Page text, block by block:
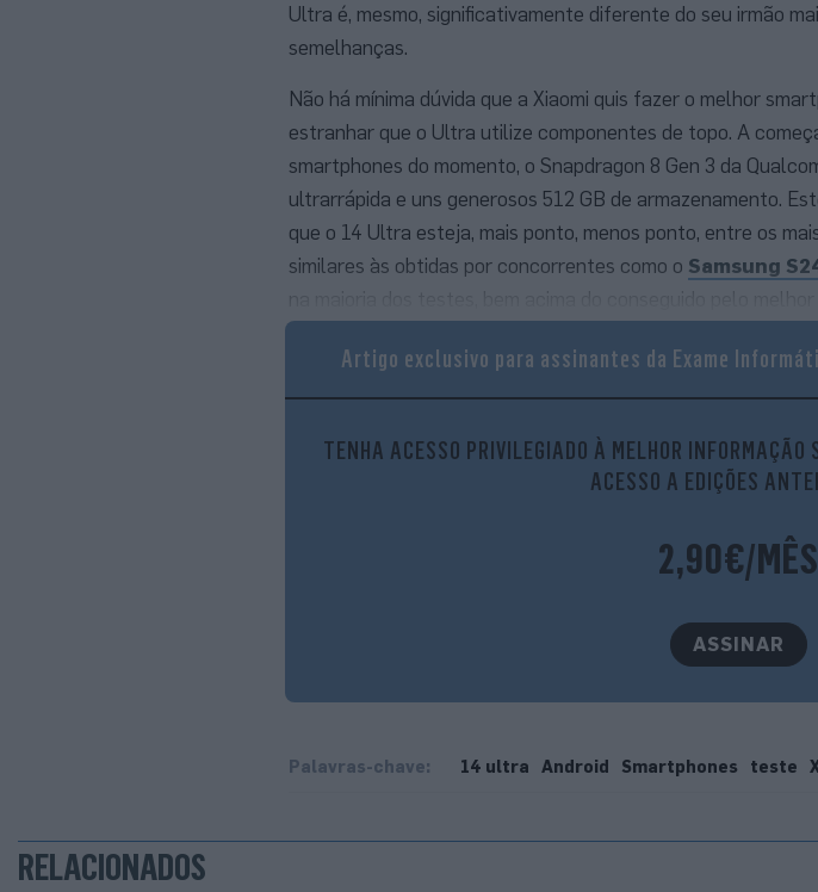
Ultra é, mesmo, significativamente diferente do seu irmão
semelhanças.
Não há mínima dúvida que a Xiaomi quis fazer o melhor
estranhar que o Ultra utilize componentes de topo. A
smartphones do momento, o Snapdragon 8 Gen 3 da
ultrarrápida e uns generosos 512 GB de armazenamento.
que o 14 Ultra esteja, mais ponto, menos ponto, entre os
similares às obtidas por concorrentes como o Samsung
Artigo exclusivo para assinantes da Exame
TENHA ACESSO PRIVILEGIADO À MELHOR
ACESSO A EDIÇÕES
2,90€/MÊS
ASSINAR
Palavras-chave: 14 ultra Android Smartphones teste
RELACIONADOS